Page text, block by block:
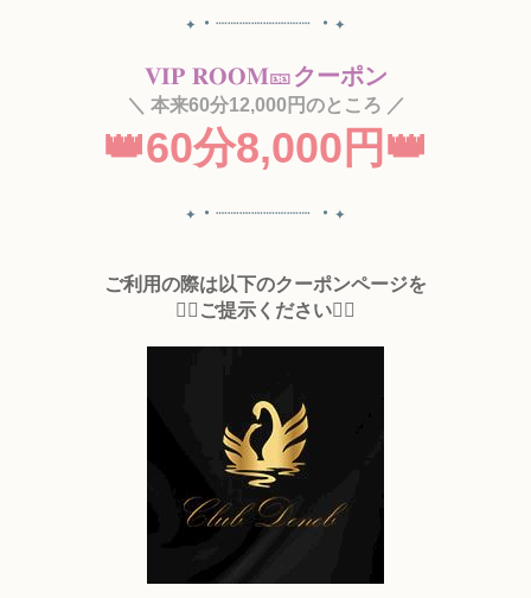
✦・┈┈┈┈┈┈┈┈ ・✦
𝐕𝐈𝐏 𝐑𝐎𝐎𝐌🎫クーポン
＼ 本来60分12,000円のところ ／
👑60分8,000円👑
✦・┈┈┈┈┈┈┈┈ ・✦
ご利用の際は以下のクーポンページを
👇🏻ご提示ください👇🏻